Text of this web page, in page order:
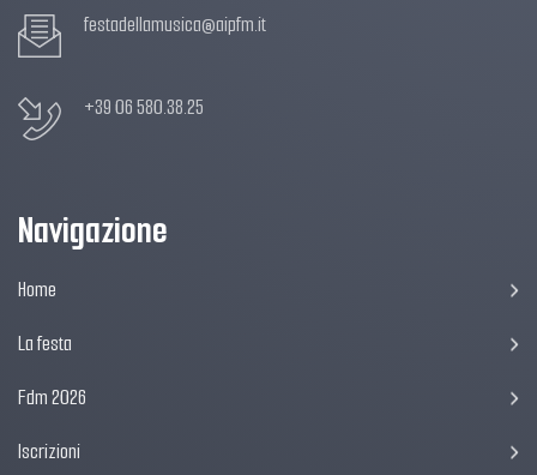
festadellamusica@aipfm.it
+39 06 580.38.25
Navigazione
Home
La festa
Fdm 2026
Iscrizioni